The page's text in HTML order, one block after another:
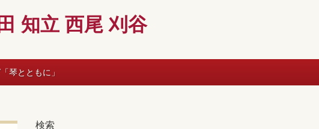
知立 西尾 刈谷
琴とともに」
検索